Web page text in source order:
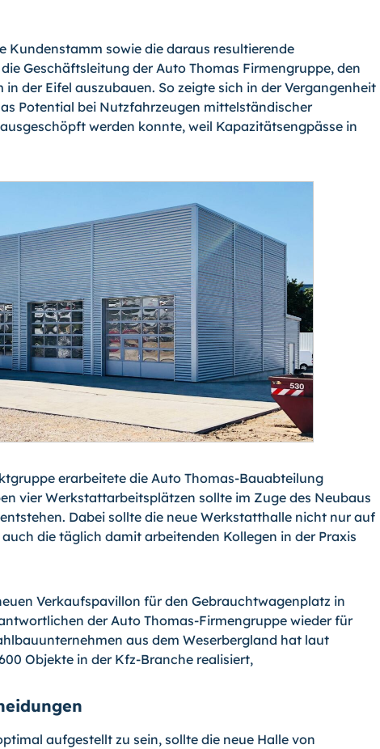
Kundenstamm sowie die daraus resultierende
Geschäftsleitung der Auto Thomas Firmengruppe, den
der Eifel auszubauen. So zeigte sich in der Vergangenheit
Potential bei Nutzfahrzeugen mittelständischer
werden konnte, weil Kapazitätsengpässe in
erarbeitete die Auto Thomas-Bauabteilung
vier Werkstattarbeitsplätzen sollte im Zuge des Neubaus
Dabei sollte die neue Werkstatthalle nicht nur auf
die täglich damit arbeitenden Kollegen in der Praxis
Verkaufspavillon für den Gebrauchtwagenplatz in
der Auto Thomas-Firmengruppe wieder für
aus dem Weserbergland hat laut
Objekte in der Kfz-Branche realisiert,
aufgestellt zu sein, sollte die neue Halle von